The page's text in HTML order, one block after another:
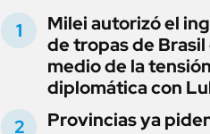
Milei autorizó el
de tropas de Brasil
medio de la tensión
diplomática con
Provincias ya